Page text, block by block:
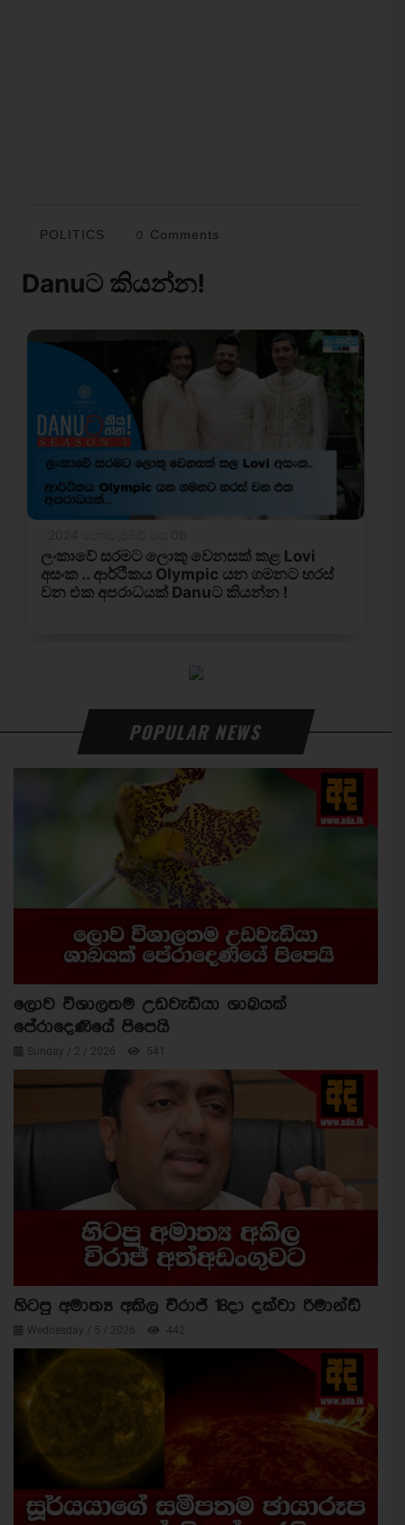
POLITICS 0 Comments
POPULAR NEWS
ලොව විශාලතම උඩවැඩියා ශාඛයක්
පේරාදෙණියේ පිපෙයි
Sunday / 2 / 2026 541
හිටපු අමාත්‍ය අකිල විරාජ් 18දා දක්වා රිමාන්ඩ්
Wednesday / 5 / 2026 442